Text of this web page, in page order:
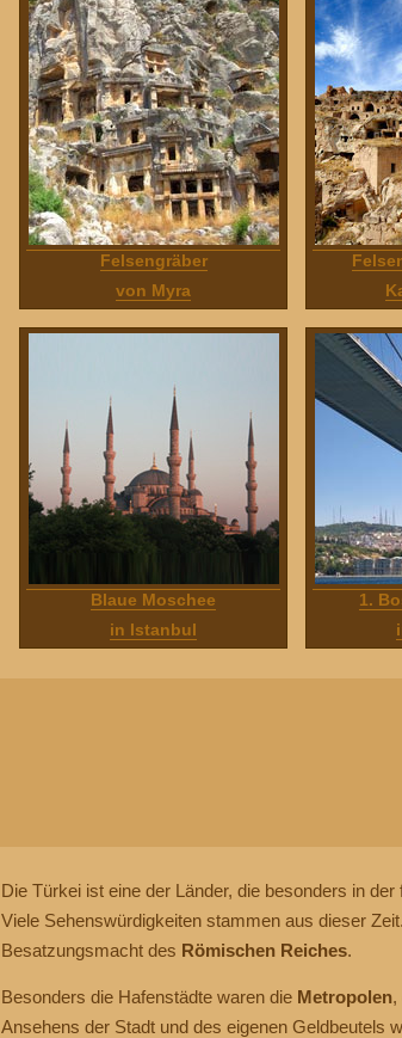
Felsengräber
von Myra
Blaue Moschee
in Istanbul
1.
Die Türkei ist eine der Länder, die besonders in
Viele Sehenswürdigkeiten stammen aus dieser
Besatzungsmacht des Römischen Reiches.
Besonders die Hafenstädte waren die Metropolen,
Ansehens der Stadt und des eigenen Geldbeutels